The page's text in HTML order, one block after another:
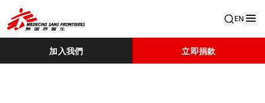
EN
加入我們 立即捐款